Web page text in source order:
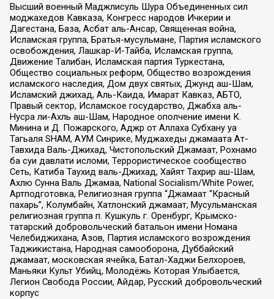
Высший военный Маджлисуль Шура Объединенных сил
моджахедов Кавказа, Конгресс народов Ичкерии и
Дагестана, База, Асбат аль-Ансар, Священная война,
Исламская группа, Братья-мусульмане, Партия исламского
освобождения, Лашкар-И-Тайба, Исламская группа,
Движение Талибан, Исламская партия Туркестана,
Общество социальных реформ, Общество возрождения
исламского наследия, Дом двух святых, Джунд аш-Шам,
Исламский джихад, Аль-Каида, Имарат Кавказ, АБТО,
Правый сектор, Исламское государство, Джабха аль-
Нусра ли-Ахль аш-Шам, Народное ополчение имени К.
Минина и Д. Пожарского, Аджр от Аллаха Субхану уа
Тагьаля SHAM, АУМ Синрике, Муджахеды джамаата Ат-
Тавхида Валь-Джихад, Чистопольский Джамаат, Рохнамо
ба суи давлати исломи, Террористическое сообщество
Сеть, Катиба Таухид валь-Джихад, Хайят Тахрир аш-Шам,
Ахлю Сунна Валь Джамаа, National Socialism/White Power,
Артподготовка, Религиозная группа “Джамаат “Красный
пахарь”, Колумбайн, Хатлонский джамаат, Мусульманская
религиозная группа п. Кушкуль г. Оренбург, Крымско-
татарский добровольческий батальон имени Номана
Челебиджихана, Азов, Партия исламского возрождения
Таджикистана, Народная самооборона, Дуббайский
джамаат, московская ячейка, Батал-Хаджи Белхороев,
Маньяки Культ Убийц, Молодёжь Которая Улыбается,
Легион Свобода России, Айдар, Русский добровольческий
корпус